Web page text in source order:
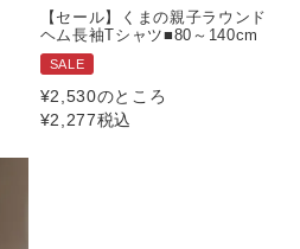
【セール】くまの親子ラウンド
ヘム長袖Tシャツ■80～140cm
SALE
¥2,530のところ
¥2,277税込